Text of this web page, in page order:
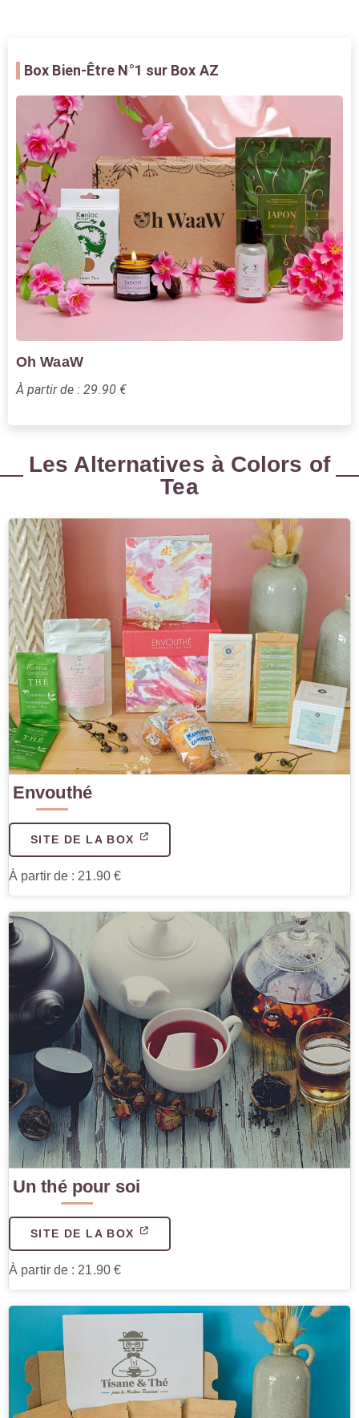
Box Bien-Être N°1 sur Box AZ
Oh WaaW
À partir de : 29.90 €
Les Alternatives à Colors of
Tea
Envouthé
SITE DE LA BOX
À partir de : 21.90 €
Un thé pour soi
SITE DE LA BOX
À partir de : 21.90 €